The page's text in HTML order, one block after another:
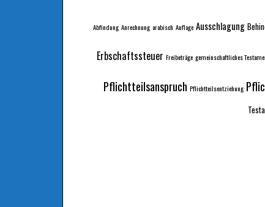
Abfindung Anrechnung arabisch Auflage Ausschlagung
Erbschaftssteuer Freibeträge gemeinschaftliches
Pflichtteilsanspruch Pflichtteilsentziehung